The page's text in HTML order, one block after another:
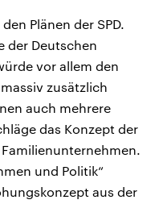
Plänen der SPD.
der Deutschen
vor allem den
zusätzlich
auch mehrere
das Konzept der
und Politik“
aus der